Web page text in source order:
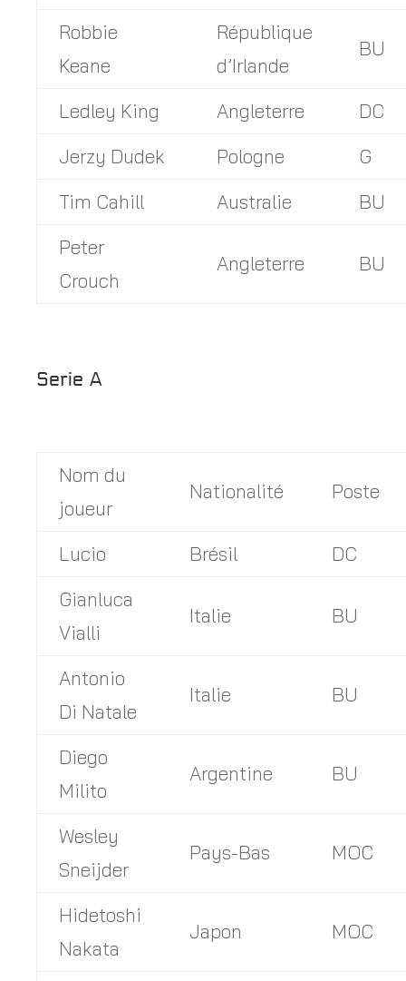
Robbie
Keane
République
d’Irlande
BU
Ledley King Angleterre
DC
Jerzy Dudek
Pologne
G
Tim Cahill
Australie
BU
Peter
Crouch
Angleterre BU
Serie A
Nom du
joueur
Nationalité Poste
Lucio Brésil
DC
Gianluca
Vialli
Italie BU
Antonio
Di Natale
Italie BU
Diego
Milito
Argentine BU
Wesley
Sneijder
Pays-Bas MOC
Hidetoshi
Nakata
Japon MOC